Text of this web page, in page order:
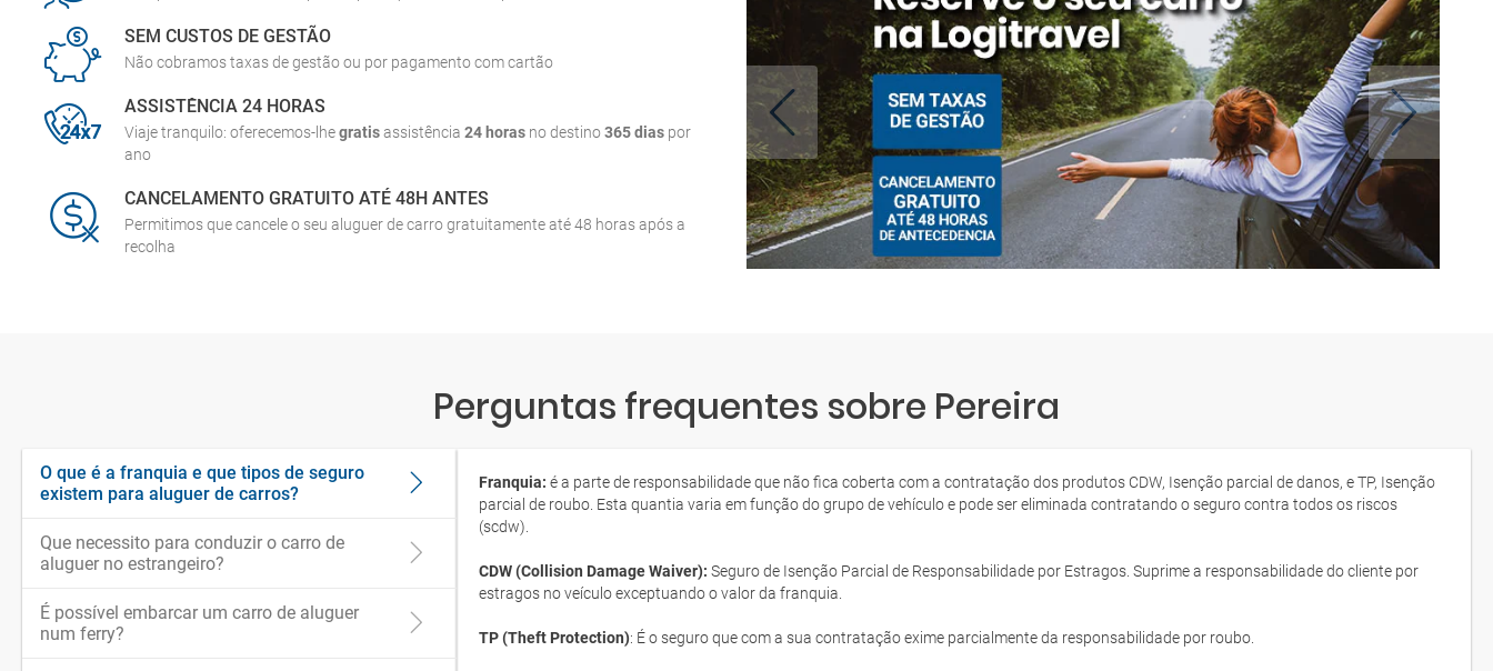
SEM CUSTOS DE GESTÃO
Não cobramos taxas de gestão ou por pagamento com cartão
ASSISTÊNCIA 24 HORAS
Viaje tranquilo: oferecemos-lhegratisassistência 24 horas no destino365 dias por
ano
CANCELAMENTO GRATUITO ATÉ 48H ANTES
Permitimos que cancele o seu aluguer de carro gratuitamente até 48 horas após a
recolha
Perguntas frequentes sobre Pereira
O que é a franquia e que tipos de seguro
existem para aluguer de carros?
Que necessito para conduzir o carro de
aluguer no estrangeiro?
É possível embarcar um carro de aluguer
num ferry?
Franquia:é a parte de responsabilidade que não fica coberta com a contratação dos produtos CDW, Isenção parcial de danos, e TP, Isenção
parcial de roubo. Esta quantia varia em função do grupo de vehículo e pode ser eliminada contratando o seguro contra todos os riscos
(scdw).
CDW (Collision Damage Waiver): Seguro de Isenção Parcial de Responsabilidade por Estragos. Suprime a responsabilidade do cliente por
estragos no veículo exceptuando o valor da franquia.
TP (Theft Protection): É o seguro que com a sua contratação exime parcialmente da responsabilidade por roubo.